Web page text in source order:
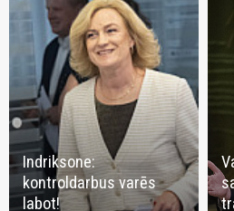
Indriksone:
kontroldarbus varēs
labot!